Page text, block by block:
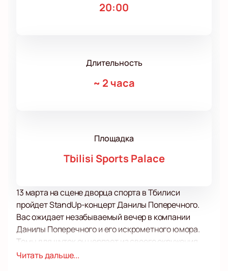
20:00
Длительность
~ 2 часа
Площадка
Tbilisi Sports Palace
13 марта на сцене дворца спорта в Тбилиси
пройдет StandUp-концерт Данилы Поперечного.
Вас ожидает незабываемый вечер в компании
Данилы Поперечного и его искрометного юмора.
Темы для шуток он черпает из своего окружения,
интернета, собственных интересов и привычек.
Читать дальше...